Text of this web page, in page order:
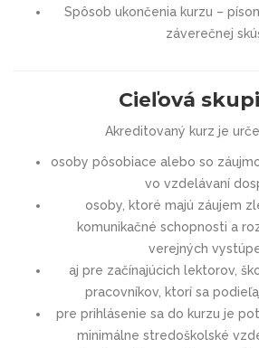
Spôsob ukončenia kurzu –
záverečnej
Cieľová
Akreditovaný kurz je
osoby pôsobiace alebo so
vo vzdelávaní
osoby, ktoré majú záujem
komunikačné schopnosti a
verejných
aj pre začínajúcich lektorov,
pracovníkov, ktorí sa
pre prihlásenie sa do kurzu je
minimálne stredoškolské